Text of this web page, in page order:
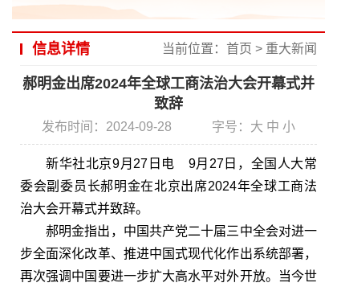
信息详情 当前位置： 首页 > 重大新闻
郝明金出席2024年全球工商法治大会开幕式并
致辞
发布时间：2024-09-28 字号： 大 中 小
新华社北京9月27日电 9月27日，全国人大常
委会副委员长郝明金在北京出席2024年全球工商法
治大会开幕式并致辞。
郝明金指出，中国共产党二十届三中全会对进一
步全面深化改革、推进中国式现代化作出系统部署，
再次强调中国要进一步扩大高水平对外开放。当今世